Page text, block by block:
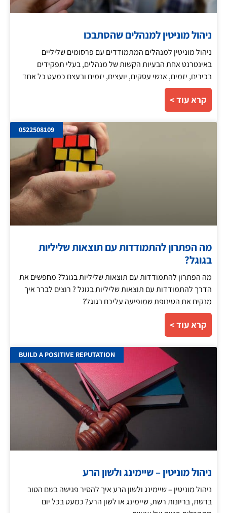
ניהול מוניטין למנהלים שהסתבכו
ניהול מוניטין למנהלים המתמודדים עם פרסומים שליליים
באינטרנט אחת הבעיות הקשות של מנהלים, בעלי תפקידים
בכירים, יזמים, אנשי עסקים, יועצים, יזמים ובעצם כמעט כל אחד
קרא עוד >
0522508109
מה הפתרון להתמודדות עם תוצאות שליליות
בגוגל?
מה הפתרון להתמודדות עם תוצאות שליליות בגוגל? מחפשים את
הדרך להתמודדות עם תוצאות שליליות בגוגל ? רוצים לברר איך
מנקים את הטינופת שמופיעה עליכם בגוגל?
קרא עוד >
BUILD A POSITIVE REPUTATION
ניהול מוניטין – שיימינג ולשון הרע
ניהול מוניטין – שיימינג ולשון הרע איך להסיר פגישה בשם הטוב
ברשת, בריונות רשת, שיימינג או לשון הרע? כמעט בכל יום